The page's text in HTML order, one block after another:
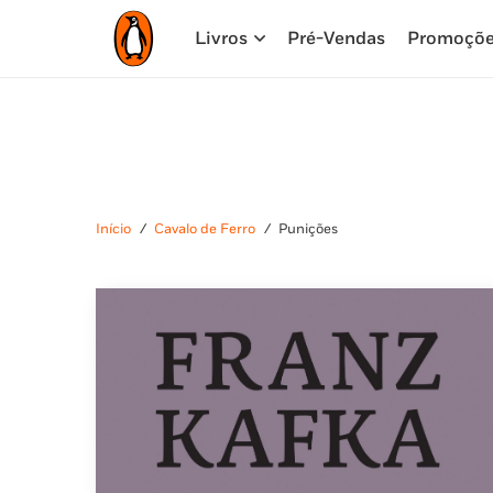
Livros Pré-Vendas
Início / Cavalo de Ferro / Punições